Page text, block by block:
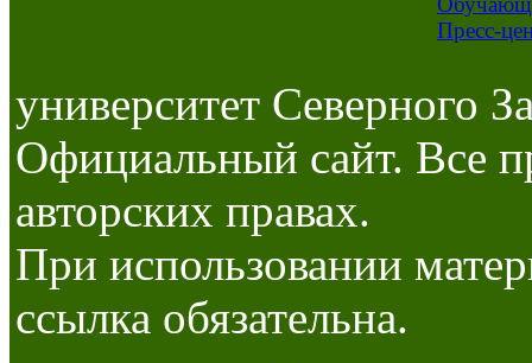
Пресс-
университет Северного
Официальный сайт. Все
авторских правах.
При использовании
ссылка обязательна.